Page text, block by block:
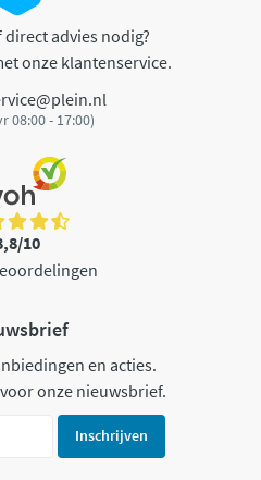
direct advies nodig?
onze klantenservice.
08:00 - 17:00)
10
en acties.
onze nieuwsbrief.
Inschrijven